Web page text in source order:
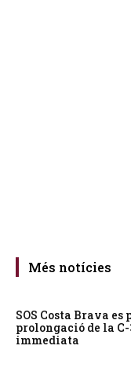
Més notícies
SOS Costa Brava
prolongació de la
immediata